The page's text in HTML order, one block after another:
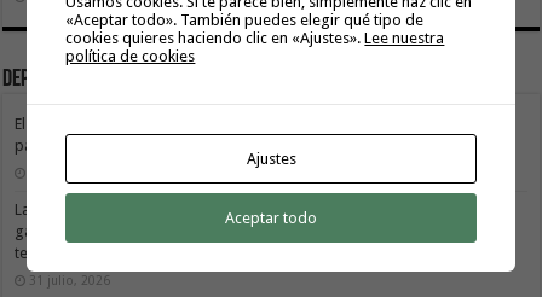
Deportes
El Cabildo de La Gomera y el Costa Adeje Tenerife renuevan su alianza
para promocionar el producto local
La X Cicloturista Virgen del Carmen adapta su recorrido y horario para
garantizar la seguridad de los participantes ante la alerta por altas
temperaturas
31 julio, 2026
«Aceptar todo». También puedes elegir qué tipo de
cookies quieres haciendo clic en «Ajustes».Lee nuestra
política de cookies
Ajustes
Aceptar todo